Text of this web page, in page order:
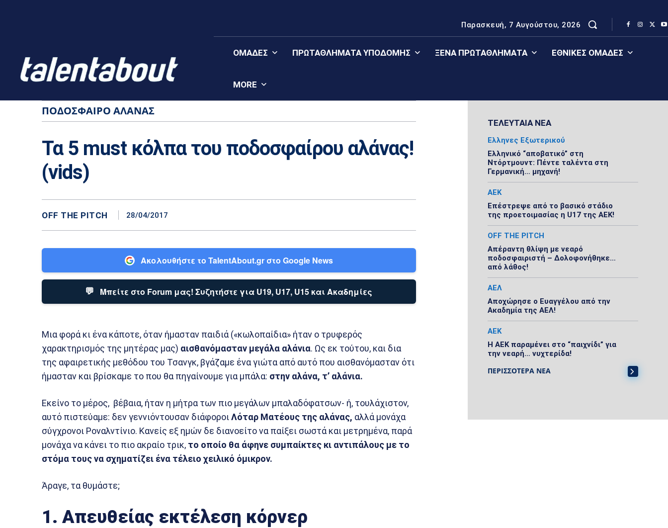
Παρασκευή, 7 Αυγούστου, 2026
ΟΜΆΔΕΣ ΠΡΩΤΑΘΛΉΜΑΤΑ YΠΟΔΟΜΉΣ ΞΈΝΑ ΠΡΩΤΑΘΛΉΜΑΤΑ ΕΘΝΙΚΈΣ ΟΜΆΔΕΣ
MORE
ΠΟΔΌΣΦΑΙΡΟ ΑΛΆΝΑΣ
Τα 5 must κόλπα του ποδοσφαίρου αλάνας!
(vids)
OFF THE PITCH 28/04/2017
Ακολουθήστε το TalentAbout.gr στο Google News
💬 Μπείτε στο Forum μας! Συζητήστε για U19, U17, U15 και Ακαδημίες
Μια φορά κι ένα κάποτε, όταν ήμασταν παιδιά («κωλοπαίδια» ήταν ο τρυφερός
χαρακτηρισμός της μητέρας μας) αισθανόμασταν μεγάλα αλάνια. Ως εκ τούτου, και δια
της αφαιρετικής μεθόδου του Τσανγκ, βγάζαμε ένα γιώτα από αυτό που αισθανόμασταν ότι
ήμασταν και βρίσκαμε το που θα πηγαίνουμε για μπάλα: στην αλάνα, τ’ αλάνια.
Εκείνο το μέρος, βέβαια, ήταν η μήτρα των πιο μεγάλων μπαλαδόφατσων- ή, τουλάχιστον,
αυτό πιστεύαμε: δεν γεννιόντουσαν διάφοροιΛόταρ Ματέους της αλάνας, αλλά μονάχα
σύγχρονοι Ροναλντίνιο. Κανείς εξ ημών δε διανοείτο να παίξει σωστά και μετρημένα, παρά
μονάχα να κάνει το πιο ακραίο τρικ, το οποίο θα άφηνε συμπαίκτες κι αντιπάλους με το
στόμα τους να σχηματίζει ένα τέλειο χειλικό όμικρον.
Άραγε, τα θυμάστε;
1. Απευθείας εκτέλεση κόρνερ
ΤΕΛΕΥΤΑΙΑ ΝΕΑ
Ελληνες Εξωτερικού
Ελληνικό “αποβατικό” στη
Ντόρτμουντ: Πέντε ταλέντα στη
Γερμανική… μηχανή!
ΑΕΚ
Επέστρεψε από το βασικό στάδιο
της προετοιμασίας η U17 της ΑΕΚ!
OFF THE PITCH
Απέραντη θλίψη με νεαρό
ποδοσφαιριστή – Δολοφονήθηκε…
από λάθος!
ΑΕΛ
Αποχώρησε ο Ευαγγέλου από την
Ακαδημία της ΑΕΛ!
ΑΕΚ
Η ΑΕΚ παραμένει στο “παιχνίδι” για
την νεαρή… νυχτερίδα!
ΠΕΡΙΣΣΟΤΕΡΑ ΝΕΑ